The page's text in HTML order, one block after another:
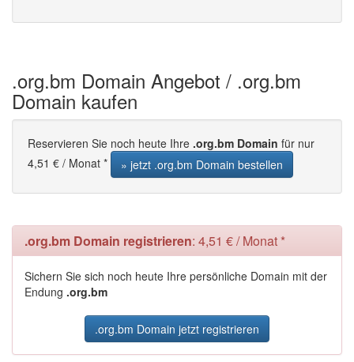
.org.bm Domain Angebot / .org.bm
Domain kaufen
Reservieren Sie noch heute Ihre .org.bm Domain für nur
4,51 € / Monat *
» jetzt .org.bm Domain bestellen
.org.bm Domain registrieren: 4,51 € / Monat *
Sichern Sie sich noch heute Ihre persönliche Domain mit der
Endung .org.bm
.org.bm Domain jetzt registrieren